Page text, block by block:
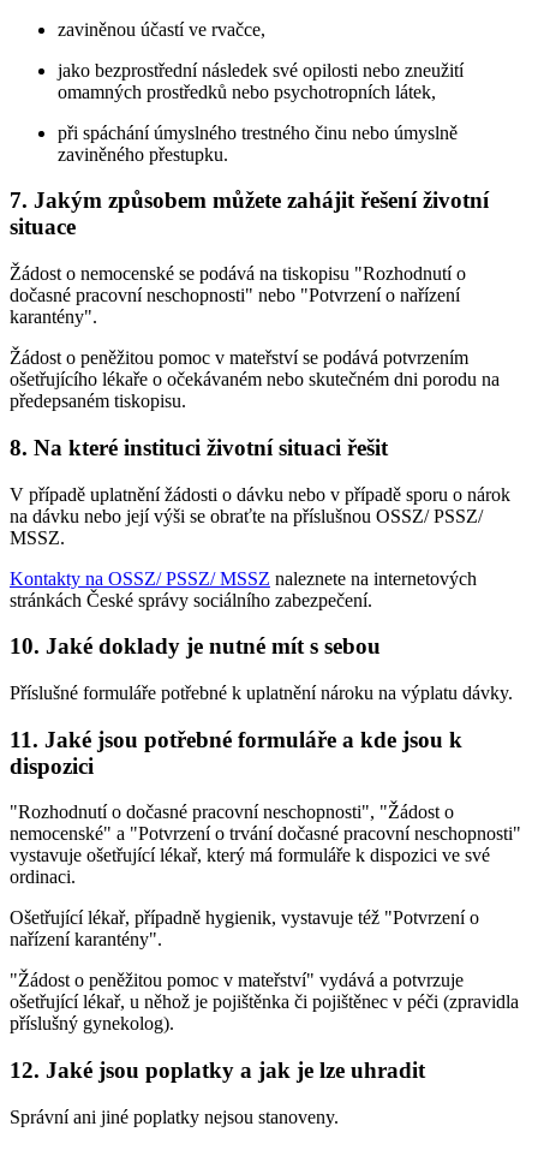
zaviněnou účastí ve rvačce,
jako bezprostřední následek své opilosti nebo zneužití
omamných prostředků nebo psychotropních látek,
při spáchání úmyslného trestného činu nebo úmyslně
zaviněného přestupku.
7. Jakým způsobem můžete zahájit řešení životní
situace
Žádost o nemocenské se podává na tiskopisu "Rozhodnutí o
dočasné pracovní neschopnosti" nebo "Potvrzení o nařízení
karantény".
Žádost o peněžitou pomoc v mateřství se podává potvrzením
ošetřujícího lékaře o očekávaném nebo skutečném dni porodu na
předepsaném tiskopisu.
8. Na které instituci životní situaci řešit
V případě uplatnění žádosti o dávku nebo v případě sporu o nárok
na dávku nebo její výši se obraťte na příslušnou OSSZ/ PSSZ/
MSSZ.
Kontakty na OSSZ/ PSSZ/ MSSZ naleznete na internetových
stránkách České správy sociálního zabezpečení.
10. Jaké doklady je nutné mít s sebou
Příslušné formuláře potřebné k uplatnění nároku na výplatu dávky.
11. Jaké jsou potřebné formuláře a kde jsou k
dispozici
"Rozhodnutí o dočasné pracovní neschopnosti", "Žádost o
nemocenské" a "Potvrzení o trvání dočasné pracovní neschopnosti"
vystavuje ošetřující lékař, který má formuláře k dispozici ve své
ordinaci.
Ošetřující lékař, případně hygienik, vystavuje též "Potvrzení o
nařízení karantény".
"Žádost o peněžitou pomoc v mateřství" vydává a potvrzuje
ošetřující lékař, u něhož je pojištěnka či pojištěnec v péči (zpravidla
příslušný gynekolog).
12. Jaké jsou poplatky a jak je lze uhradit
Správní ani jiné poplatky nejsou stanoveny.